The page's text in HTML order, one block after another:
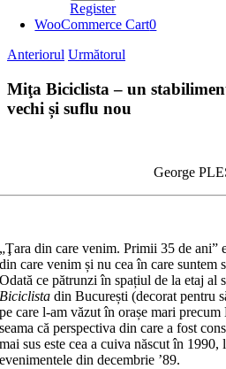
Register
WooCommerce Cart0
Anteriorul Următorul
Miţa Biciclista – un
vechi și suflu nou
George
„Ţara din care venim. Primii 35 de ani”
din care venim și nu cea în care suntem
Odată ce pătrunzi în spațiul de la etaj
Biciclista din București (decorat pentru
pe care l-am văzut în orașe mari
seama că perspectiva din care a fost
mai sus este cea a cuiva născut în 1990,
evenimentele din decembrie ’89.